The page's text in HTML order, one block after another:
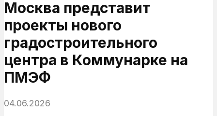
Москва представит
проекты нового
градостроительного
центра в Коммунарке на
ПМЭФ
04.06.2026